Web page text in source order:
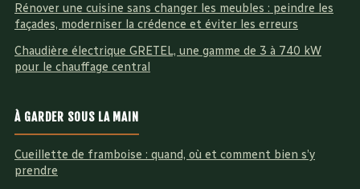
Rénover une cuisine sans changer les meubles : peindre les
façades, moderniser la crédence et éviter les erreurs
Chaudière électrique GRETEL, une gamme de 3 à 740 kW
pour le chauffage central
À GARDER SOUS LA MAIN
Cueillette de framboise : quand, où et comment bien s’y
prendre